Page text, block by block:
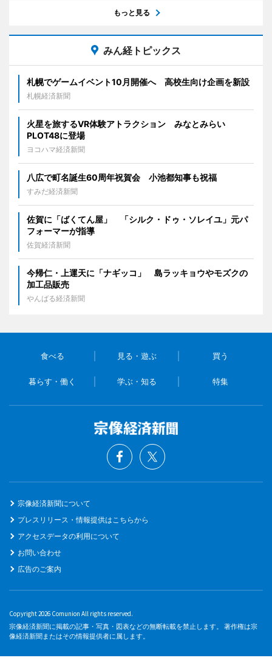
もっと見る
みん経トピックス
札幌でゲームイベント10月開催へ 高校生向け企画を新設
札幌経済新聞
火星を旅するVR体験アトラクション みなとみらい
PLOT48に登場
ヨコハマ経済新聞
八広で町名誕生60周年祝賀会 小池都知事も祝福
すみだ経済新聞
佐賀に「ばくてん屋」 「シルク・ドゥ・ソレイユ」元パ
フォーマーが指導
佐賀経済新聞
今帰仁・上運天に「ナギッコ」 島ラッキョウやモズクの
加工品販売
やんばる経済新聞
食べる 見る・遊ぶ 買う
暮らす・働く 学ぶ・知る 特集
宗像経済新聞について
プレスリリース・情報提供はこちらから
アクセスデータの利用について
お問い合わせ
広告のご案内
Copyright 2026 Comunion All rights reserved.
宗像経済新聞に掲載の記事・写真・図表などの無断転載を禁止します。 著作権は宗
像経済新聞またはその情報提供者に属します。